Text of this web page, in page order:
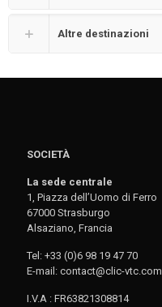
Altre destinazioni
SOCIETÀ
La sede centrale
1, Piazza dell’Uomo di Ferro
67000 Strasburgo
Alsaziano, Francia
Tel: +33 (0)6 98 19 47 70
E-mail: contact@clic-vtc.com
I.V.A : FR63821308814